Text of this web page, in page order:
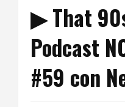
▶ That
Podcast
#59 con